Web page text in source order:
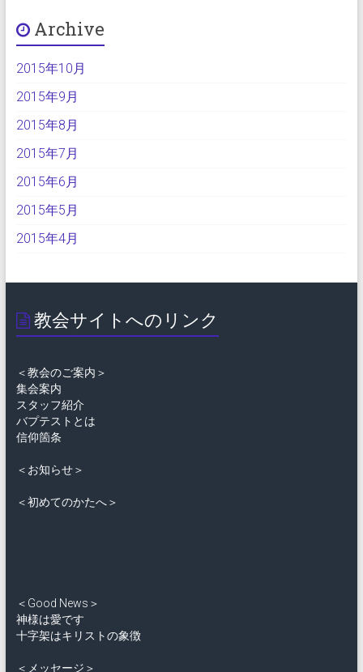
Archive
2015年10月
2015年9月
2015年8月
2015年7月
2015年6月
2015年5月
2015年4月
教会サイトへのリンク
＜教会のご案内＞
集会案内
スタッフ紹介
バプテストとは
信仰箇条
＜お知らせ＞
＜初めてのかたへ＞
＜Good News＞
神様は愛です
十字架はキリストの象徴
＜メッセージ＞